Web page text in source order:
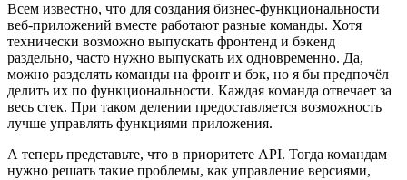
Всем известно, что для создания бизнес-функциональности
веб-приложений вместе работают разные команды. Хотя
технически возможно выпускать фронтенд и бэкенд
раздельно, часто нужно выпускать их одновременно. Да,
можно разделять команды на фронт и бэк, но я бы предпочёл
делить их по функциональности. Каждая команда отвечает за
весь стек. При таком делении предоставляется возможность
лучше управлять функциями приложения.
А теперь представьте, что в приоритете API. Тогда командам
нужно решать такие проблемы, как управление версиями,